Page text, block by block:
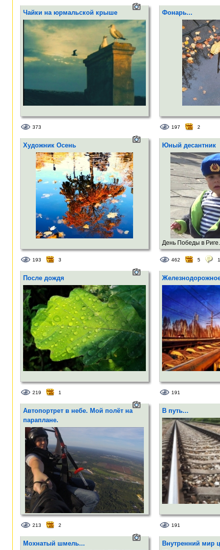
Чайки на юрмальской крыше
373
Фонарь...
197 2
Художник Осень
193 3
Юный десантник
День Победы в
462 5 1
После дождя
219 1 191
Автопортрет в небе. Мой полёт на
параплане.
213 2
В путь...
191
Мохнатый шмель... Внутренний мир